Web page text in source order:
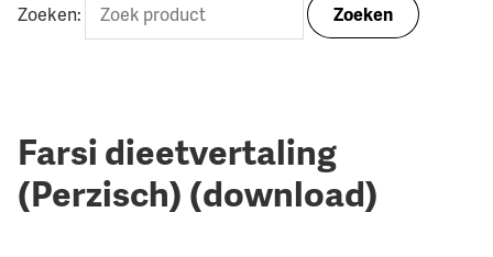
Zoeken: Zoeken
Farsi dieetvertaling
(Perzisch) (download)